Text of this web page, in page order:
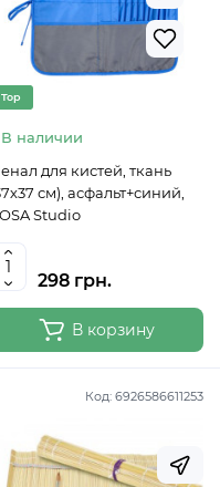
Top
В наличии
для кистей, ткань
см), асфальт+синий,
Studio
298 грн.
В корзину
Код: 6926586611253